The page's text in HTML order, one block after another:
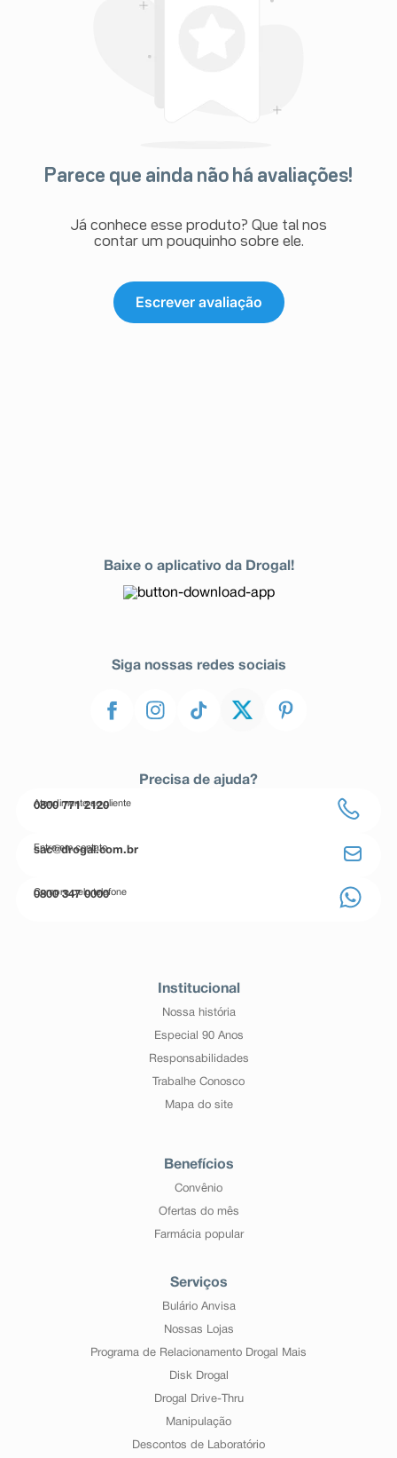
Parece que ainda não há avaliações!
Já conhece esse produto? Que tal nos
contar um pouquinho sobre ele.
Escrever avaliação
Baixe o aplicativo da Drogal!
Siga nossas redes sociais
Precisa de ajuda?
Atendimento ao cliente
0800 771 2120
Entre em contato
sac@drogal.com.br
Compre pelo telefone
0800 347 0000
Institucional
Nossa história
Especial 90 Anos
Responsabilidades
Trabalhe Conosco
Mapa do site
Benefícios
Convênio
Ofertas do mês
Farmácia popular
Serviços
Bulário Anvisa
Nossas Lojas
Programa de Relacionamento Drogal Mais
Disk Drogal
Drogal Drive-Thru
Manipulação
Descontos de Laboratório